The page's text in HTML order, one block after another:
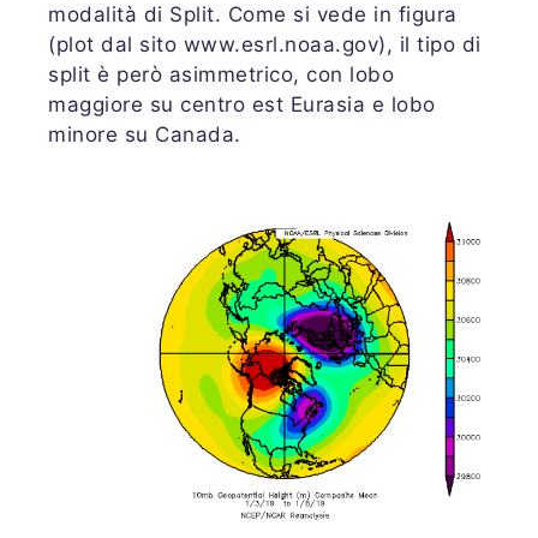
modalità di Split. Come si vede in figura
(plot dal sito www.esrl.noaa.gov), il tipo di
split è però asimmetrico, con lobo
maggiore su centro est Eurasia e lobo
minore su Canada.